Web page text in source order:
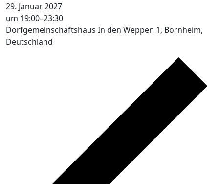
29. Januar 2027
um 19:00–23:30
Dorfgemeinschaftshaus In den Weppen 1, Bornheim,
Deutschland